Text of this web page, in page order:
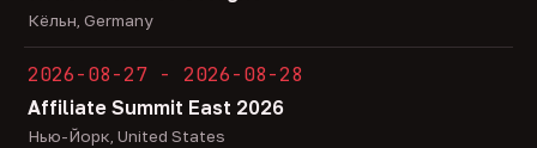
Кёльн, Germany
2026-08-27 - 2026-08-28
Affiliate Summit East 2026
Нью-Йорк, United States